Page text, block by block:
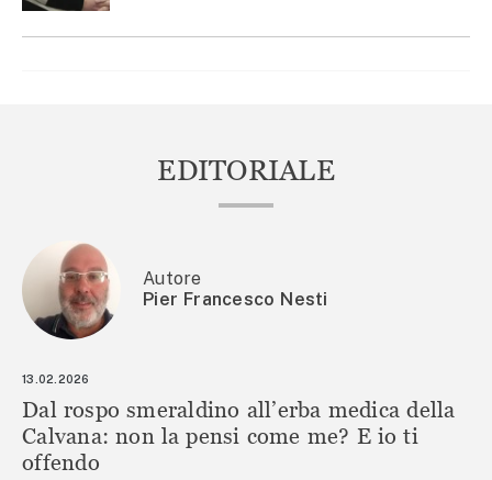
EDITORIALE
Autore
Pier Francesco Nesti
13.02.2026
Dal rospo smeraldino all’erba medica della
Calvana: non la pensi come me? E io ti
offendo